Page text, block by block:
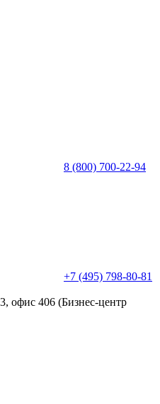
8 (800) 700-22-94
+7 (495) 798-80-81
офис 406 (Бизнес-центр